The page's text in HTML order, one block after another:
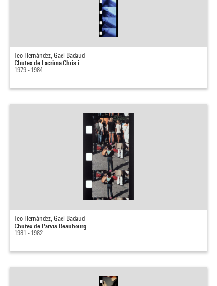
Teo Hernández, Gaël Badaud
Chutes de Lacrima Christi
1979 - 1984
Teo Hernández, Gaël Badaud
Chutes de Parvis Beaubourg
1981 - 1982